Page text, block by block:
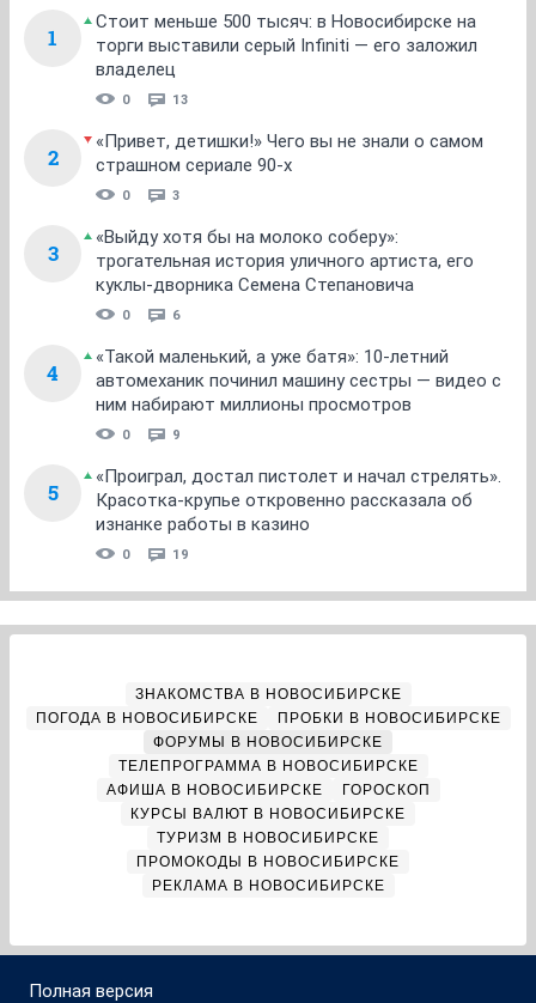
1
Стоит меньше 500 тысяч: в Новосибирске на
торги выставили серый Infiniti — его заложил
владелец
0 13
2
«Привет, детишки!» Чего вы не знали о самом
страшном сериале 90-х
0 3
3
«Выйду хотя бы на молоко соберу»:
трогательная история уличного артиста, его
куклы-дворника Семена Степановича
0 6
4
«Такой маленький, а уже батя»: 10-летний
автомеханик починил машину сестры — видео с
ним набирают миллионы просмотров
0 9
5
«Проиграл, достал пистолет и начал стрелять».
Красотка-крупье откровенно рассказала об
изнанке работы в казино
0 19
ЗНАКОМСТВА В НОВОСИБИРСКЕ
ПОГОДА В НОВОСИБИРСКЕ
ПРОБКИ В НОВОСИБИРСКЕ
ФОРУМЫ В НОВОСИБИРСКЕ
ТЕЛЕПРОГРАММА В НОВОСИБИРСКЕ
АФИША В НОВОСИБИРСКЕ
ГОРОСКОП
КУРСЫ ВАЛЮТ В НОВОСИБИРСКЕ
ТУРИЗМ В НОВОСИБИРСКЕ
ПРОМОКОДЫ В НОВОСИБИРСКЕ
РЕКЛАМА В НОВОСИБИРСКЕ
Полная версия